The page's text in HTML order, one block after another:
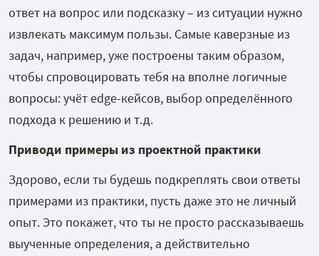
ответ на вопрос или подсказку – из ситуации нужно
извлекать максимум пользы. Самые каверзные из
задач, например, уже построены таким образом,
чтобы спровоцировать тебя на вполне логичные
вопросы: учёт edge-кейсов, выбор определённого
подхода к решению и т.д.
Приводи примеры из проектной практики
Здорово, если ты будешь подкреплять свои ответы
примерами из практики, пусть даже это не личный
опыт. Это покажет, что ты не просто рассказываешь
выученные определения, а действительно